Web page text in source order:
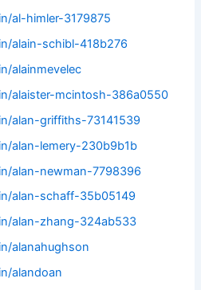
al-himler-3179875
alain-schibl-418b276
alainmevelec
alaister-mcintosh-386a0550
alan-griffiths-73141539
alan-lemery-230b9b1b
alan-newman-7798396
alan-schaff-35b05149
alan-zhang-324ab533
alanahughson
alandoan